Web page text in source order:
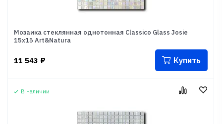
Мозаика стеклянная однотонная Classico Glass Josie
15x15 Art&Natura
11 543 ₽ Купить
В наличии